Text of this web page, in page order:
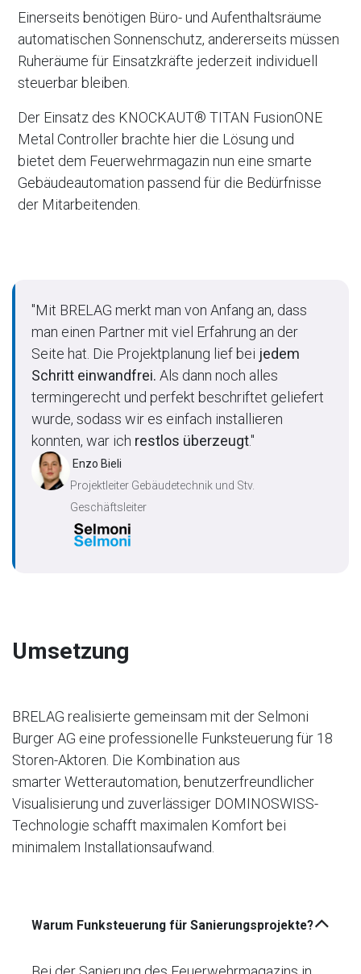
Einerseits benötigen Büro- und Aufenthaltsräume
automatischen Sonnenschutz, andererseits müssen
Ruheräume für Einsatzkräfte jederzeit individuell
steuerbar bleiben.
Der Einsatz des KNOCKAUT® TITAN FusionONE
Metal Controller brachte hier die Lösung und
bietet dem Feuerwehrmagazin nun eine smarte
Gebäudeautomation passend für die Bedürfnisse
der Mitarbeitenden.
"Mit BRELAG merkt man von Anfang an, dass
man einen Partner mit viel Erfahrung an der
Seite hat. Die Projektplanung lief bei jedem
Schritt einwandfrei. Als dann noch alles
termingerecht und perfekt beschriftet geliefert
wurde, sodass wir es einfach installieren
konnten, war ich restlos überzeugt."
Enzo Bieli
Projektleiter Gebäudetechnik und Stv.
Geschäftsleiter
Umsetzung
BRELAG realisierte gemeinsam mit der Selmoni
Burger AG eine professionelle Funksteuerung für 18
Storen-Aktoren. Die Kombination aus
smarter Wetterautomation, benutzerfreundlicher
Visualisierung und zuverlässiger DOMINOSWISS-
Technologie schafft maximalen Komfort bei
minimalem Installationsaufwand.
Warum Funksteuerung für Sanierungsprojekte?